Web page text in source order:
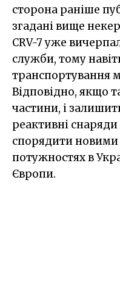
сторона раніше
згадані вище
CRV-7 уже
служби, тому
транспортування
Відповідно, якщо
частини, і
реактивні
спорядити
потужностях в
Європи.